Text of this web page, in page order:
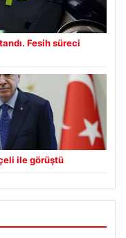
Fesih süreci
ile görüştü